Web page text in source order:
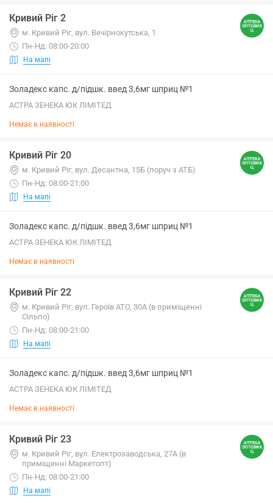
Кривий Ріг 2
м. Кривий Ріг, вул. Вечірнокутська, 1
Пн-Нд: 08:00-20:00
На мапі
Золадекс капс. д/підшк. введ 3,6мг шприц №1
АСТРА ЗЕНЕКА ЮК ЛІМІТЕД
Немає в наявності
Кривий Ріг 20
м. Кривий Ріг, вул. Десантна, 15Б (поруч з АТБ)
Пн-Нд: 08:00-21:00
На мапі
Золадекс капс. д/підшк. введ 3,6мг шприц №1
АСТРА ЗЕНЕКА ЮК ЛІМІТЕД
Немає в наявності
Кривий Ріг 22
м. Кривий Ріг, вул. Героїв АТО, 30А (в приміщенні
Сільпо)
Пн-Нд: 08:00-21:00
На мапі
Золадекс капс. д/підшк. введ 3,6мг шприц №1
АСТРА ЗЕНЕКА ЮК ЛІМІТЕД
Немає в наявності
Кривий Ріг 23
м. Кривий Ріг, вул. Електрозаводська, 27А (в
приміщенні Маркетопт)
Пн-Нд: 08:00-21:00
На мапі